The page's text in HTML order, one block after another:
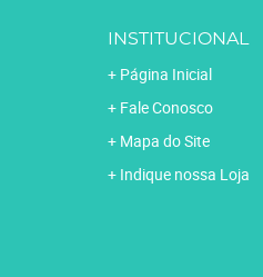
INSTITUCIONAL
Página Inicial
Fale Conosco
Mapa do Site
Indique nossa Loja